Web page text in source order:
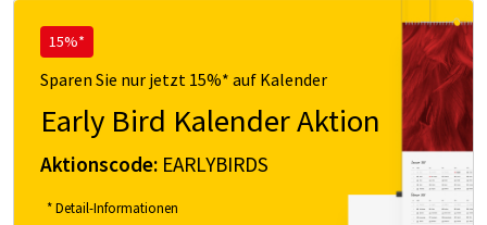
15%*
Sparen Sie nur jetzt 15%* auf Kalender
Early Bird Kalender Aktion
Aktionscode: EARLYBIRDS
* Detail-Informationen